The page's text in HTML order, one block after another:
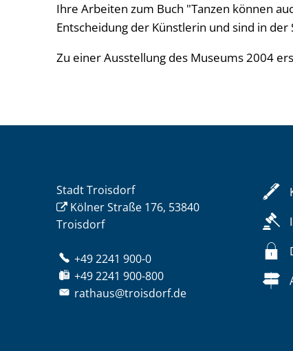
Ihre Arbeiten zum Buch "Tanzen können
Entscheidung der Künstlerin und sind in
Zu einer Ausstellung des Museums 2004
Stadt Troisdorf
Kölner Straße 176, 53840
Troisdorf
+49 2241 900-0
+49 2241 900-800
rathaus@troisdorf.de